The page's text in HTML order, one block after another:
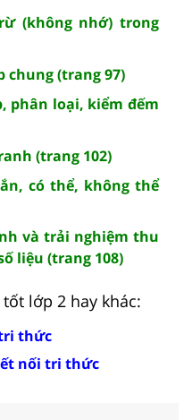
(không nhớ) trong
chung (trang 97)
phân loại, kiểm đếm
(trang 102)
có thể, không thể
và trải nghiệm thu
liệu (trang 108)
lớp 2 hay khác:
thức
nối tri thức